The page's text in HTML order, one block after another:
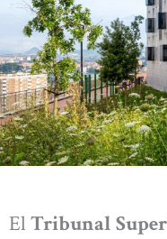
El Tribunal